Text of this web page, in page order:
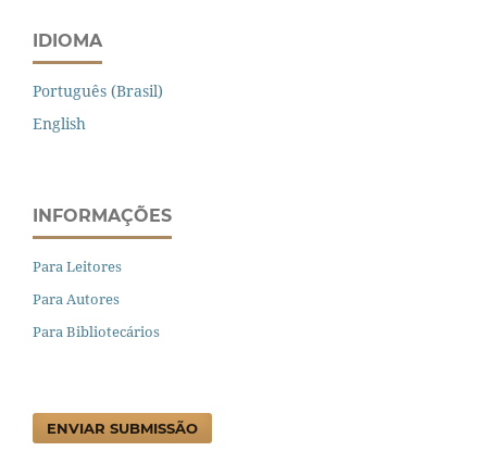
IDIOMA
Português (Brasil)
English
INFORMAÇÕES
Para Leitores
Para Autores
Para Bibliotecários
ENVIAR SUBMISSÃO